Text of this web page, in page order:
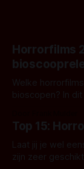
Horrorfilms
Welke
bioscopen? In
Top 15:
Laat jij je wel
zijn zeer